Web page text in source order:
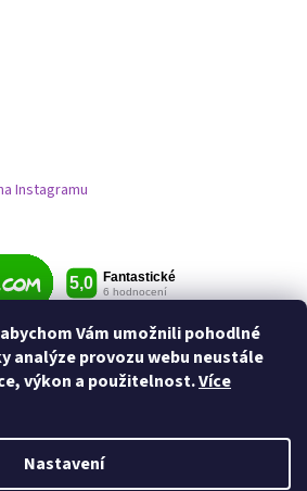
Vám umožnili pohodlné
analýze provozu webu neustále
výkon a použitelnost.Více
Nastavení
Instagramu
Vytvořil Shoptet